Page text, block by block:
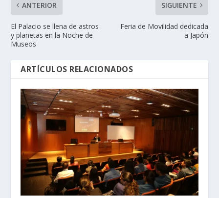
ANTERIOR
El Palacio se llena de astros
y planetas en la Noche de
Museos
SIGUIENTE
Feria de Movilidad dedicada
a Japón
ARTÍCULOS RELACIONADOS